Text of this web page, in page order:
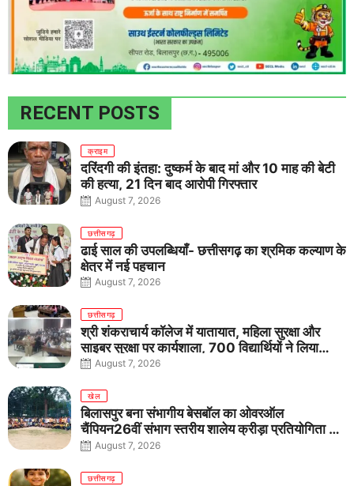
RECENT POSTS
क्राइम
दरिंदगी की इंतहा: दुष्कर्म के बाद मां और 10 माह की बेटी
की हत्या, 21 दिन बाद आरोपी गिरफ्तार
August 7, 2026
छत्तीसगढ़
ढाई साल की उपलब्धियाँ- छत्तीसगढ़ का श्रमिक कल्याण के
क्षेत्र में नई पहचान
August 7, 2026
छत्तीसगढ़
श्री शंकराचार्य कॉलेज में यातायात, महिला सुरक्षा और
साइबर सुरक्षा पर कार्यशाला, 700 विद्यार्थियों ने लिया
जागरूकता का संकल्प
August 7, 2026
खेल
बिलासपुर बना संभागीय बेसबॉल का ओवरऑल
चैंपियन26वीं संभाग स्तरीय शालेय क्रीड़ा प्रतियोगिता में
तीनों आयु वर्गों में शानदार प्रदर्शन
August 7, 2026
छत्तीसगढ़